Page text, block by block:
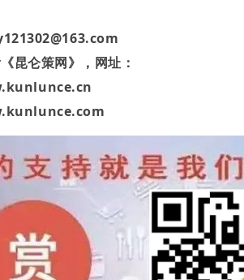
昆仑策网》，网址：